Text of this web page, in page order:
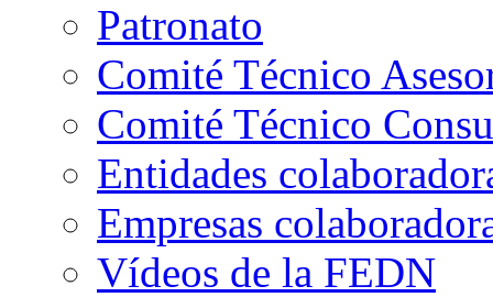
Patronato
Comité Técnico
Comité Técnico
Entidades
Empresas
Vídeos de la FEDN